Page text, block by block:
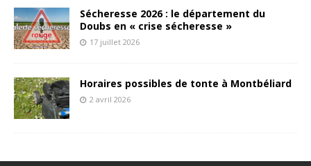
Sécheresse 2026 : le département du
Doubs en « crise sécheresse »
17 juillet 2026
Horaires possibles de tonte à Montbéliard
2 avril 2026